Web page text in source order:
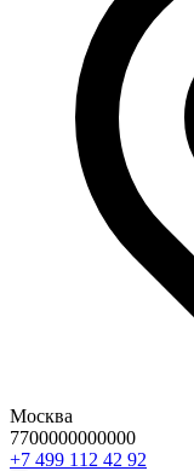
Москва
7700000000000
29 24 211 994 7+